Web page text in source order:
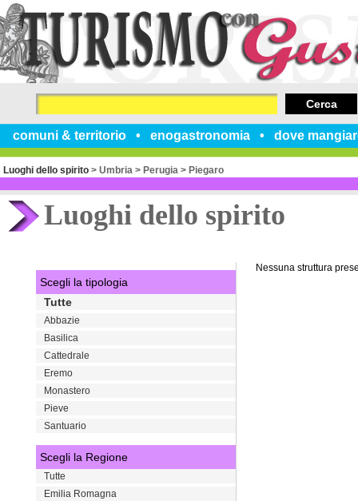
comuni & territorio enogastronomia dove
Cerca
Luoghi dello spirito > Umbria > Perugia > Piegaro
Luoghi dello spirito
Nessuna struttura
Scegli la tipologia
Tutte
Abbazie
Basilica
Cattedrale
Eremo
Monastero
Pieve
Santuario
Scegli la Regione
Tutte
Emilia Romagna